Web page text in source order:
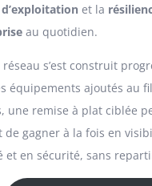
et la
au quotidien.
réseau s’est construit
équipements ajoutés au
une remise à plat ciblée
de gagner à la fois en
et en sécurité, sans